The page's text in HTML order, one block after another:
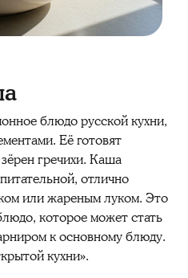
блюдо русской кухни,
Её готовят
гречихи. Каша
отлично
или жареным луком. Это
которое может стать
к основному блюду.
кухни».